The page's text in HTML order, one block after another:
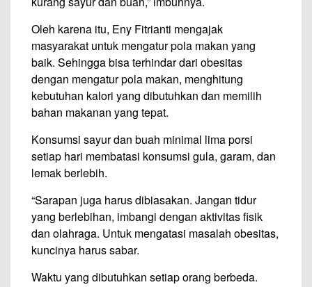
Oleh karena itu, Eny Fitrianti mengajak
masyarakat untuk mengatur pola makan yang
baik. Sehingga bisa terhindar dari obesitas
dengan mengatur pola makan, menghitung
kebutuhan kalori yang dibutuhkan dan memilih
bahan makanan yang tepat.
Konsumsi sayur dan buah minimal lima porsi
setiap hari membatasi konsumsi gula, garam, dan
lemak berlebih.
“Sarapan juga harus dibiasakan. Jangan tidur
yang berlebihan, imbangi dengan aktivitas fisik
dan olahraga. Untuk mengatasi masalah obesitas,
kuncinya harus sabar.
Waktu yang dibutuhkan setiap orang berbeda.